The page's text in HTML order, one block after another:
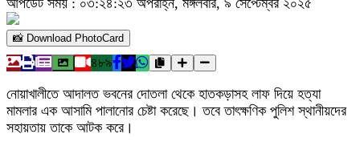
📸 Download PhotoCard
৪৮৯
নোয়াখালীতে আদালত ভবনের দোতলা থেকে হাতকড়াসহ লাফ দিয়ে হত্যা
মামলার এক আসামি পালানোর চেষ্টা করেছে। তবে তাৎক্ষণিক পুলিশ স্থানীয়দের
সহায়তায় তাকে আটক করে।